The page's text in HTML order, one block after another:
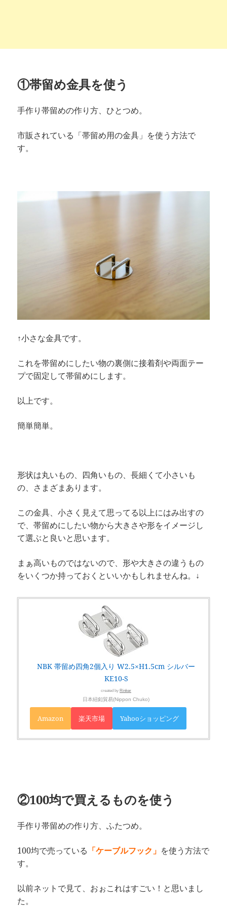
①帯留め金具を使う
手作り帯留めの作り方、ひとつめ。
市販されている「帯留め用の金具」を使う方法で
す。
↑小さな金具です。
これを帯留めにしたい物の裏側に接着剤や両面テー
プで固定して帯留めにします。
以上です。
簡単簡単。
形状は丸いもの、四角いもの、長細くて小さいも
の、さまざまあります。
この金具、小さく見えて思ってる以上にはみ出すの
で、帯留めにしたい物から大きさや形をイメージし
て選ぶと良いと思います。
まぁ高いものではないので、形や大きさの違うもの
をいくつか持っておくといいかもしれませんね。↓
NBK 帯留め四角2個入り W2.5×H1.5cm シルバー
KE10-S
created by Rinker
日本紐釦貿易(Nippon Chuko)
Amazon 楽天市場 Yahooショッピング
②100均で買えるものを使う
手作り帯留めの作り方、ふたつめ。
100均で売っている 「ケーブルフック」 を使う方法で
す。
以前ネットで見て、おぉこれはすごい！と思いまし
た。